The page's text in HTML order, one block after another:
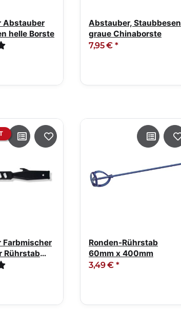
Abstauber
helle Borste
Abstauber, Staubbesen
graue Chinaborste
7,95 € *
Farbmischer
Rührstab
Ronden-Rührstab
60mm x 400mm
3,49 € *